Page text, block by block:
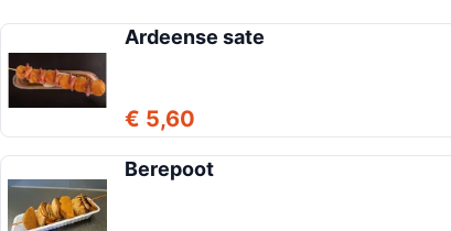
Ardeense sate
€ 5,60
Berepoot